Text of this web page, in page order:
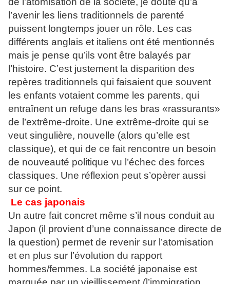
l’avenir les liens traditionnels de parenté
puissent longtemps jouer un rôle. Les cas
différents anglais et italiens ont été mentionnés
mais je pense qu’ils vont être balayés par
l’histoire. C’est justement la disparition des
repères traditionnels qui faisaient que souvent
les enfants votaient comme les parents, qui
entraînent un refuge dans les bras «rassurants»
de l’extrême-droite. Une extrême-droite qui se
veut singulière, nouvelle (alors qu’elle est
classique), et qui de ce fait rencontre un besoin
de nouveauté politique vu l’échec des forces
classiques. Une réflexion peut s’opèrer aussi
sur ce point.
Le cas japonais
Un autre fait concret même s’il nous conduit au
Japon (il provient d’une connaissance directe de
la question) permet de revenir sur l’atomisation
et en plus sur l’évolution du rapport
hommes/femmes. La société japonaise est